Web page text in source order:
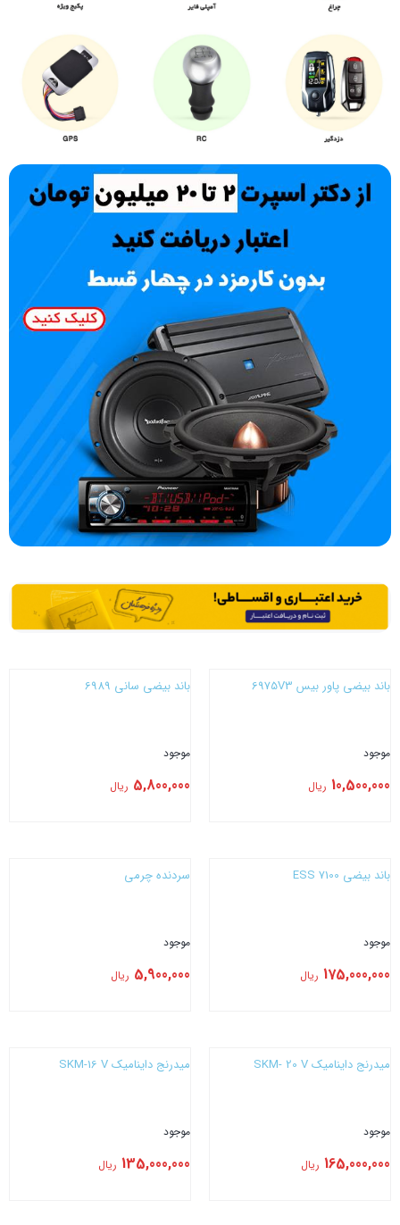
باند بیضی پاور بیس 6975V3
موجود
10,500,000 ریال
باند بیضی سانی 6989
موجود
5,800,000 ریال
باند بیضی 7100 ESS
موجود
175,000,000 ریال
سردنده چرمی
موجود
5,900,000 ریال
میدرنج داینامیک SKM- 20 V
موجود
165,000,000 ریال
میدرنج داینامیک SKM-16 V
موجود
135,000,000 ریال